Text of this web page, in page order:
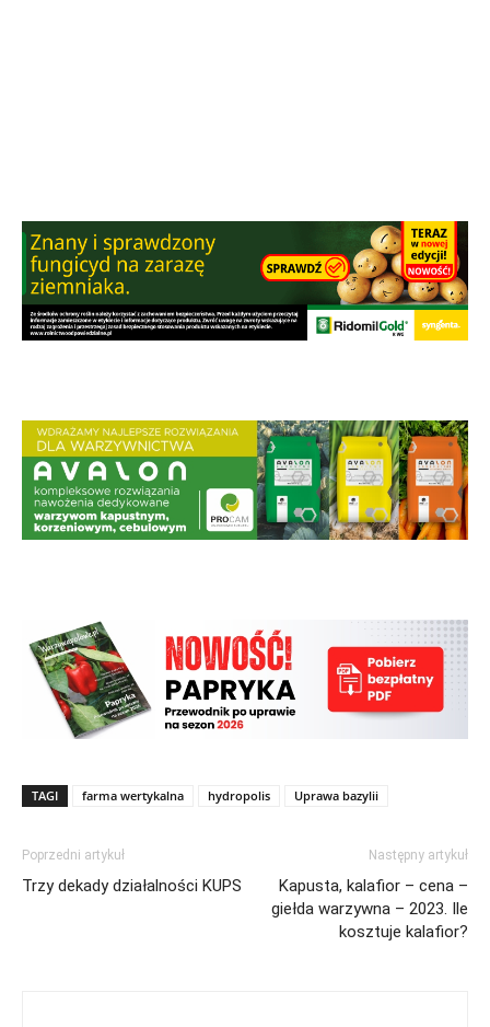
TAGI farma wertykalna hydropolis Uprawa bazylii
Poprzedni artykuł
Trzy dekady działalności KUPS
Następny artykuł
Kapusta, kalafior – cena –
giełda warzywna – 2023. Ile
kosztuje kalafior?